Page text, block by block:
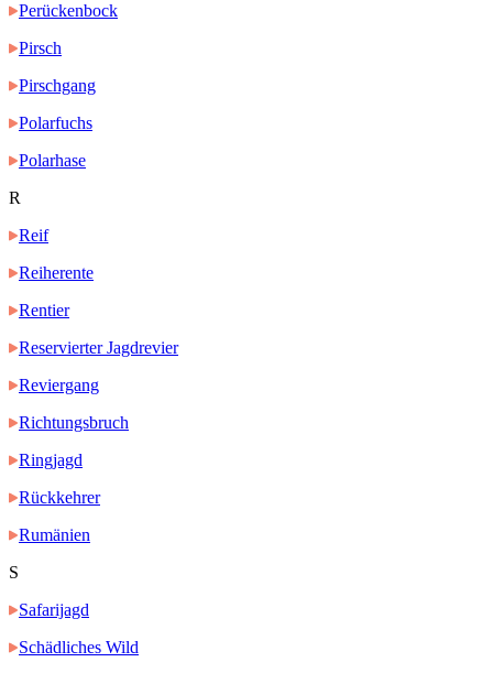
Perückenbock
Pirsch
Pirschgang
Polarfuchs
Polarhase
R
Reif
Reiherente
Rentier
Reservierter Jagdrevier
Reviergang
Richtungsbruch
Ringjagd
Rückkehrer
Rumänien
S
Safarijagd
Schädliches Wild